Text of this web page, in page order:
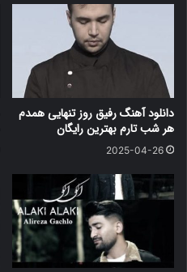
دانلود آهنگ رفیق روز تنهایی همدم
هر شب تارم بهترین رایگان
2025-04-26